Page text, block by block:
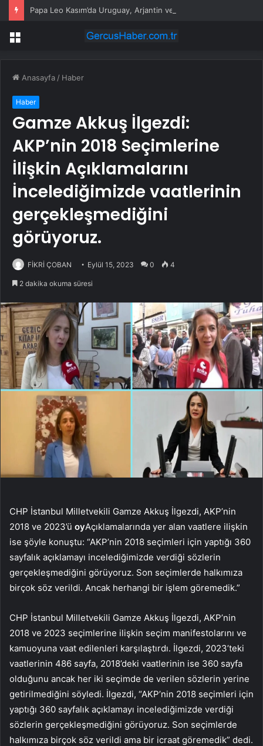
Menü
Anasayfa / Haber
Haber
Gamze Akkuş İlgezdi:
AKP’nin 2018 Seçimlerine
İlişkin Açıklamalarını
İncelediğimizde vaatlerinin
gerçekleşmediğini
görüyoruz.
FİKRİ ÇOBAN Eylül 15, 2023 0 4
2 dakika okuma süresi
CHP İstanbul Milletvekili Gamze Akkuş İlgezdi, AKP’nin
2018 ve 2023’ü oyAçıklamalarında yer alan vaatlere ilişkin
ise şöyle konuştu: “AKP’nin 2018 seçimleri için yaptığı 360
sayfalık açıklamayı incelediğimizde verdiği sözlerin
gerçekleşmediğini görüyoruz. Son seçimlerde halkımıza
birçok söz verildi. Ancak herhangi bir işlem göremedik.”
CHP İstanbul Milletvekili Gamze Akkuş İlgezdi, AKP’nin
2018 ve 2023 seçimlerine ilişkin seçim manifestolarını ve
kamuoyuna vaat edilenleri karşılaştırdı. İlgezdi, 2023’teki
vaatlerinin 486 sayfa, 2018’deki vaatlerinin ise 360 ​​sayfa
olduğunu ancak her iki seçimde de verilen sözlerin yerine
getirilmediğini söyledi. İlgezdi, “AKP’nin 2018 seçimleri için
yaptığı 360 sayfalık açıklamayı incelediğimizde verdiği
sözlerin gerçekleşmediğini görüyoruz. Son seçimlerde
halkımıza birçok söz verildi ama bir icraat göremedik” dedi.